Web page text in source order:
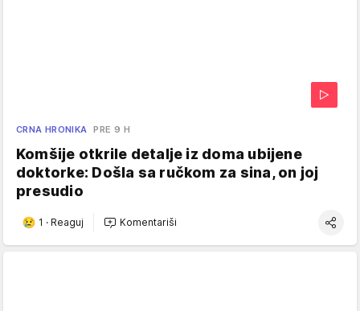
CRNA HRONIKA PRE 9 H
Komšije otkrile detalje iz doma ubijene
doktorke: Došla sa ručkom za sina, on joj
presudio
1 · Reaguj Komentariši